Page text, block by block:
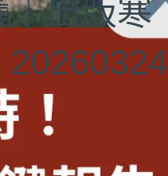
｜出版寒